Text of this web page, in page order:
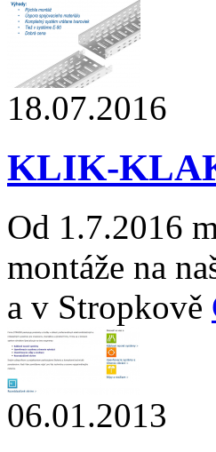
18.07.2016
KLIK-
Od 1.7.2016
montáže na
a v Stropkově
06.01.2013